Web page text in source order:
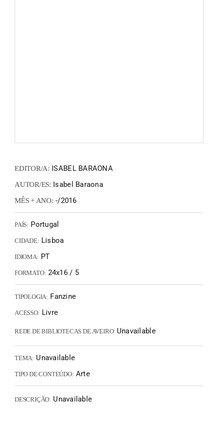
EDITOR/A: ISABEL BARAONA
AUTOR/ES: Isabel Baraona
MÊS + ANO: -/2016
PAÍS: Portugal
CIDADE: Lisboa
IDIOMA: PT
FORMATO: 24x16 / 5
TIPOLOGIA: Fanzine
ACESSO: Livre
REDE DE BIBLIOTECAS DE AVEIRO: Unavailable
TEMA: Unavailable
TIPO DE CONTEÚDO: Arte
DESCRIÇÃO: Unavailable